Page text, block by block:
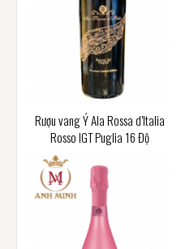
Rượu vang Ý Ala Rossa d’Italia
Rosso IGT Puglia 16 Độ